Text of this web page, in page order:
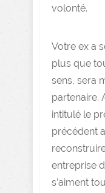
volonté.
Votre ex a
plus que
sens, sera
partenaire.
intitulé le
précédent
entreprise
s’aiment